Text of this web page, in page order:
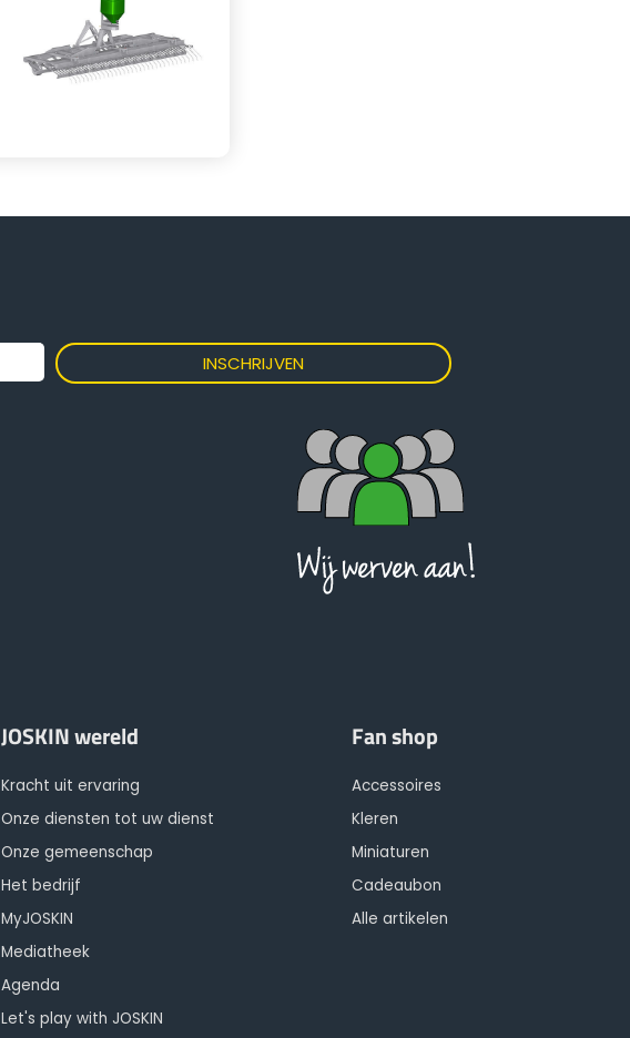
JOSKIN wereld
Kracht uit ervaring
Onze diensten tot uw dienst
Onze gemeenschap
Het bedrijf
MyJOSKIN
Mediatheek
Agenda
Let's play with JOSKIN
Fan shop
Accessoires
Kleren
Miniaturen
Cadeaubon
Alle artikelen